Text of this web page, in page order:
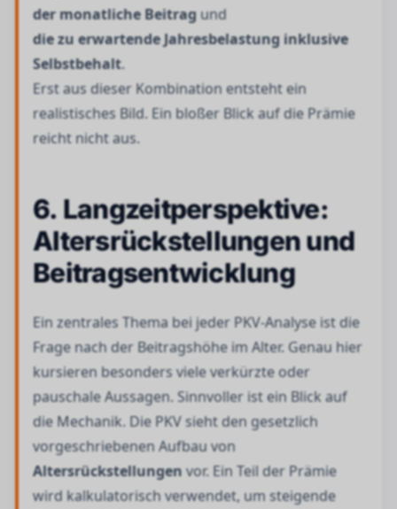
der monatliche Beitragund
die zu erwartende Jahresbelastung inklusive
Selbstbehalt.
Erst aus dieser Kombination entsteht ein
realistisches Bild. Ein bloßer Blick auf die Prämie
reicht nicht aus.
6. Langzeitperspektive:
Altersrückstellungen und
Beitragsentwicklung
Ein zentrales Thema bei jeder PKV-Analyse ist die
Frage nach der Beitragshöhe im Alter. Genau hier
kursieren besonders viele verkürzte oder
pauschale Aussagen. Sinnvoller ist ein Blick auf
die Mechanik. Die PKV sieht den gesetzlich
vorgeschriebenen Aufbau von
Altersrückstellungenvor. Ein Teil der Prämie
wird kalkulatorisch verwendet, um steigende